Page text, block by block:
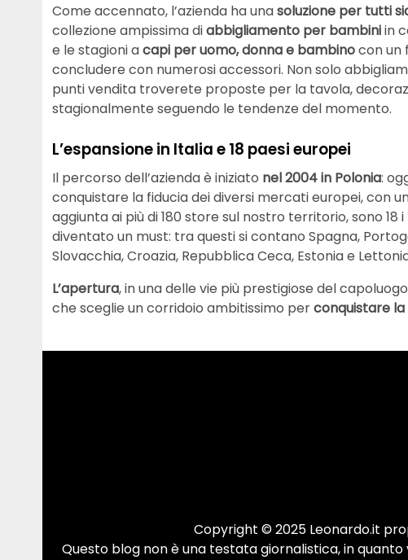
Come accennato, l’azienda ha unasoluzione per tutti
collezione ampissima diabbigliamento per bambiniin
e le stagioni acapi per uomo, donna e bambinocon un
concludere con numerosi accessori. Non solo
punti vendita troverete proposte per la tavola,
stagionalmente seguendo le tendenze del momento.
L’espansione in Italia e 18 paesi europei
Il percorso dell’azienda è iniziato nel 2004 in Polonia:
conquistare la fiducia dei diversi mercati europei, con
aggiunta ai più di 180 store sul nostro territorio, sono 18 i
diventato un must: tra questi si contano Spagna,
Slovacchia, Croazia, Repubblica Ceca, Estonia e
L’apertura, in una delle vie più prestigiose del
che sceglie un corridoio ambitissimo perconquistare
Copyright © 2025 Leonardo.it
Questo blog non è una testata giornalistica, in